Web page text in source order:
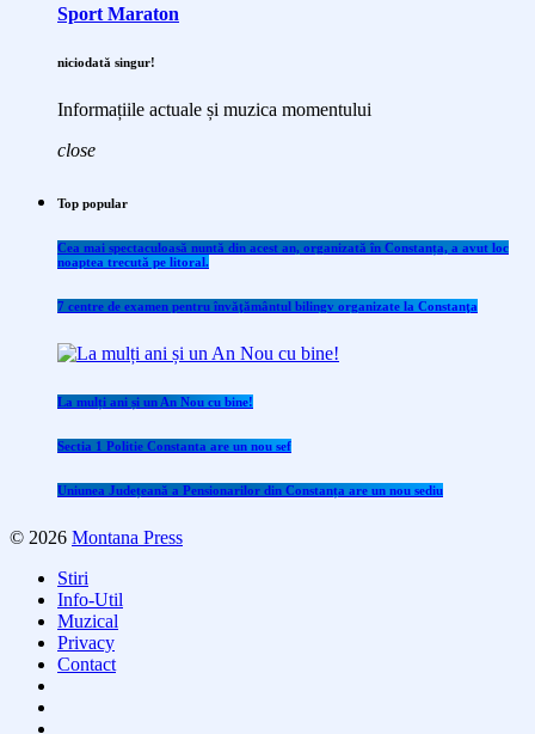
Sport Maraton
niciodată singur!
Informațiile actuale și muzica momentului
close
Top popular
Cea mai spectaculoasă nuntă din acest an, organizată în Constanța, a avut loc
noaptea trecută pe litoral.
7 centre de examen pentru învăţământul bilingv organizate la Constanţa
La mulți ani și un An Nou cu bine!
Sectia 1 Politie Constanta are un nou sef
Uniunea Județeană a Pensionarilor din Constanța are un nou sediu
© 2026 Montana Press
Stiri
Info-Util
Muzical
Privacy
Contact